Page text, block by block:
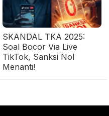
SKANDAL TKA 2025:
Soal Bocor Via Live
TikTok, Sanksi Nol
Menanti!